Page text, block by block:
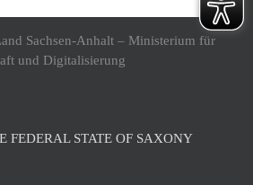
Sachsen-Anhalt – Ministerium für
und Digitalisierung
FEDERAL STATE OF SAXONY